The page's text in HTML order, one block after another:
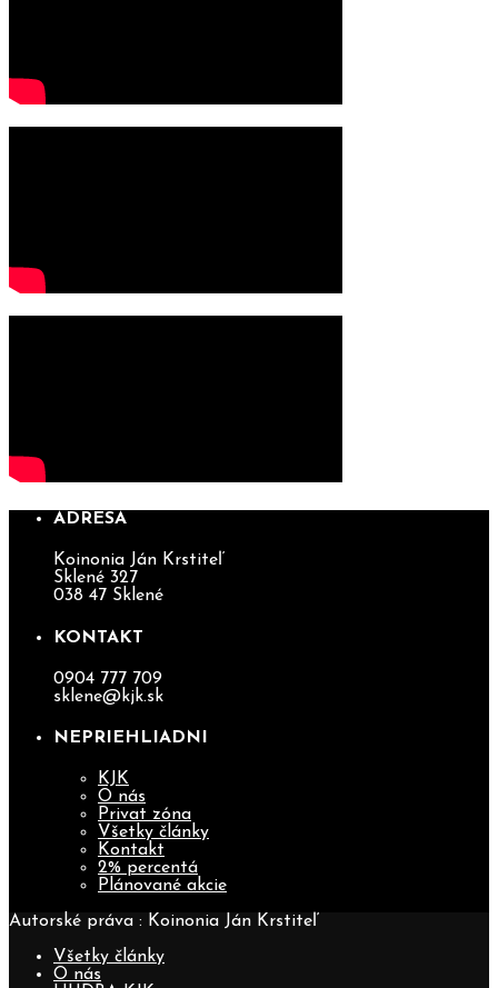
ADRESA
Koinonia Ján Krstiteľ
Sklené 327
038 47 Sklené
KONTAKT
0904 777 709
sklene@kjk.sk
NEPRIEHLIADNI
KJK
O nás
Privat zóna
Všetky články
Kontakt
2% percentá
Plánované akcie
Autorské práva : Koinonia Ján Krstiteľ
Všetky články
O nás